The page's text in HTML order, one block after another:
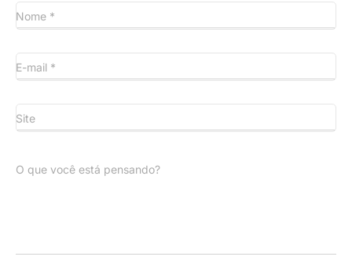
Nome *
E-mail *
Site
O que você está pensando?